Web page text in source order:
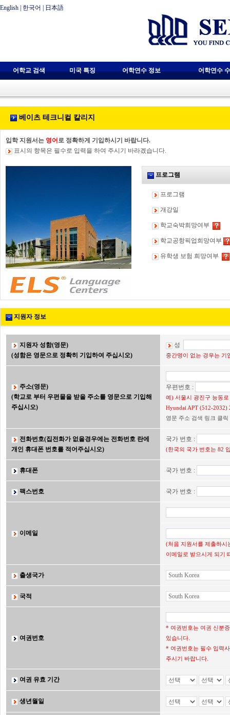
English 한국어 日本語
어학교 검색 미국 특징 어학연수 정보 어학연수
베이츠 테크니컬 칼리지
입학 지원서는 영어 로 정확하게 기입하시기 바랍니다.
표시의 항목은 필수로 입력을 하여 주시기 바라겠습니다.
프로그램
프로그램
개강일
학교숙박희망여부
학교공항픽업희망여부
유학생 보험 희망여부
지원자 정보
지원자 성함(영문)
(성함은 영문으로 정확히 기입하여 주십시오)
성
중간명이 없는 경우는 기
주소(영문)
(학교로 부터 우편물을 받을 주소를 영문으로 기입해
주십시오)
우편번호 :
예) 서울시 광진구 능동
Hyundai APT (512-2032)
영문 주소 검색 링크 클릭
전화번호(집전화가 없을경우에는 전화번호 란에
개인 휴대폰 번호를 적어주십시오)
국가 번호 :
(한국의 국가 번호는 82
휴대폰 국가 번호 :
팩스번호 국가 번호 :
이메일
(처음 지원서를 제출하시
이메일로 받으시게 되기
출생국가
국적
여권번호
* 여권번호는 여권 신분
있습니다.
* 여권번호는 필수 입력
주시기 바랍니다.
여권 유효 기간
생년월일